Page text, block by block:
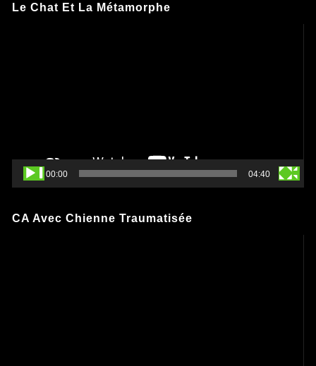
Le Chat Et La Métamorphe
00:00 04:40
CA Avec Chienne Traumatisée